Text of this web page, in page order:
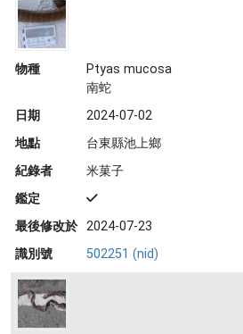
物種
Ptyas mucosa
南蛇
日期
2024-07-02
地點
台東縣池上鄉
紀錄者
米菓子
鑑定
最後修改於 2024-07-23
識別號
502251 (nid)